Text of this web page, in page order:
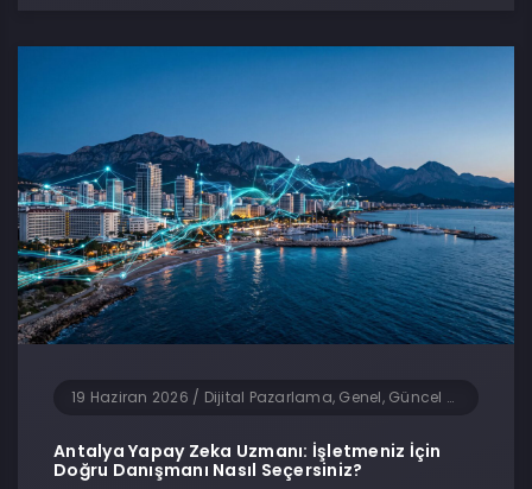
19 Haziran 2026 / Dijital Pazarlama, Genel, Güncel Haberler, Teknoloji, Yapay Zeka, Yazılım
Antalya Yapay Zeka Uzmanı: İşletmeniz İçin
Doğru Danışmanı Nasıl Seçersiniz?